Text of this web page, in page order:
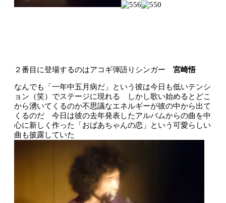
２番目に登場するのはアコギ弾語りシンガー 宮崎悟
なんでも「一年中五月病だ」という彼は今日も低いテンシ
ョン（笑）でステージに現れる しかし歌い始めるとどこ
から湧いてくるのか不思議なエネルギーが彼の中から出て
くるのだ 今日は彼の去年発表したアルバムからの曲を中
心に新しく作った「おばあちゃんの恋」という可愛らしい
曲も披露していた